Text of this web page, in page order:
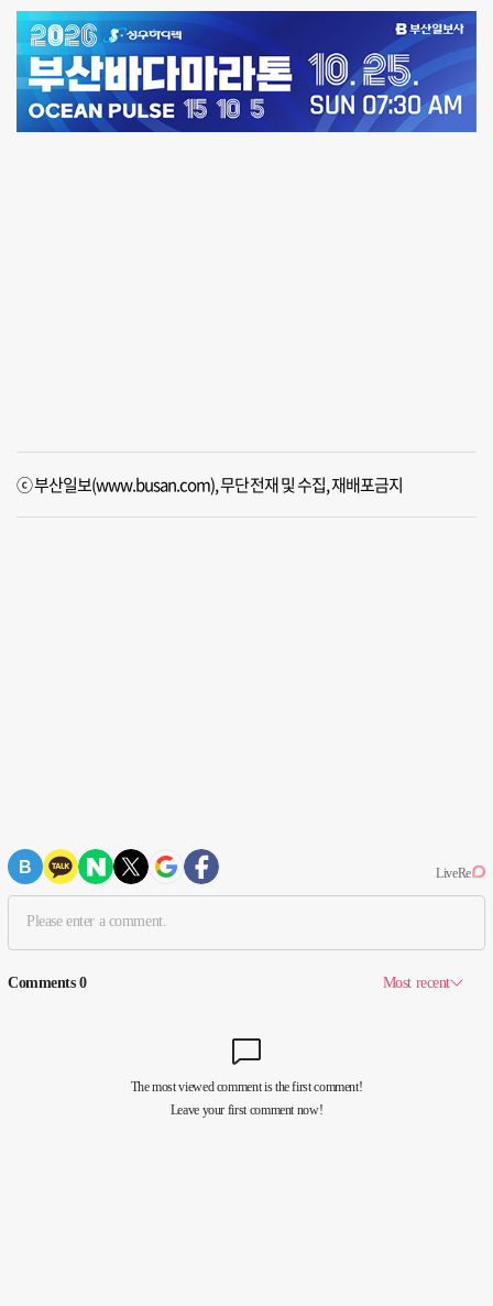
ⓒ 부산일보(www.busan.com), 무단전재 및 수집, 재배포금지